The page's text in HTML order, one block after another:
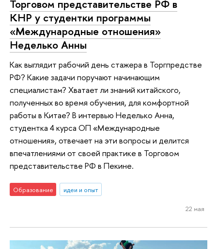
Торговом представительстве РФ в
КНР у студентки программы
«Международные отношения»
Неделько Анны
Как выглядит рабочий день стажера в Торгпредстве
РФ? Какие задачи поручают начинающим
специалистам? Хватает ли знаний китайского,
полученных во время обучения, для комфортной
работы в Китае? В интервью Неделько Анна,
студентка 4 курса ОП «Международные
отношения», отвечает на эти вопросы и делится
впечатлениями от своей практике в Торговом
представительстве РФ в Пекине.
Образование идеи и опыт
22 мая